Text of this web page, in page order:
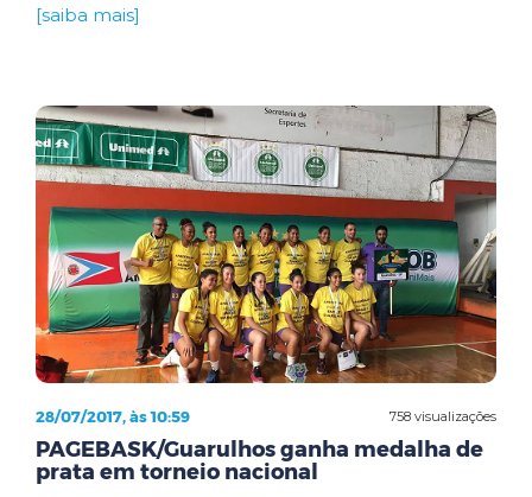
[saiba mais]
758 visualizações
28/07/2017, às 10:59
PAGEBASK/Guarulhos ganha medalha de
prata em torneio nacional